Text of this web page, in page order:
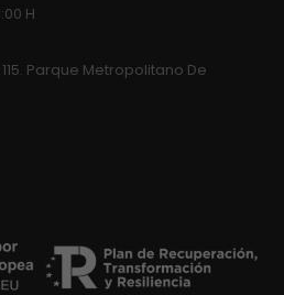
H
Parque Metropolitano De